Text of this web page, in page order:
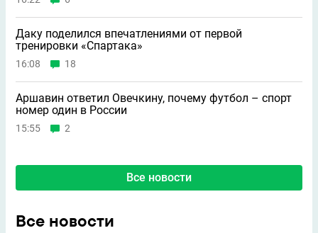
Даку поделился впечатлениями от первой
тренировки «Спартака»
16:08 18
Аршавин ответил Овечкину, почему футбол – спорт
номер один в России
15:55 2
Все новости
Все новости